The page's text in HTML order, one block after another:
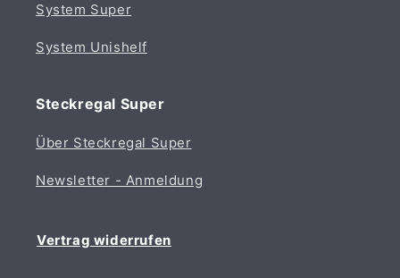
System Super
System Unishelf
Steckregal Super
Über Steckregal Super
Newsletter - Anmeldung
Vertrag widerrufen